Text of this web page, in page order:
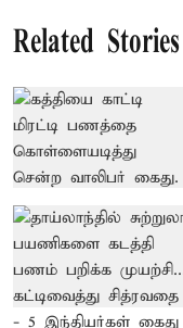
Related Stories